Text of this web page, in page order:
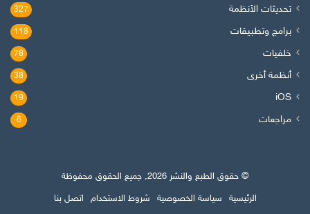
تحديثات الأنظمة 327
برامج وتطبيقات 118
خلفيات 78
أنظمة أخرى 38
iOS
19
مراجعات 6
© حقوق الطبع والنشر 2026, جميع الحقوق محفوظة
الرئيسية
سياسة الخصوصية شروط الاستخدام اتصل بنا